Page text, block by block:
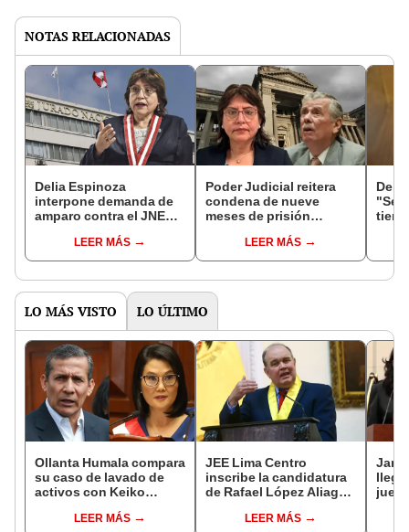
NOTAS RELACIONADAS
Delia Espinoza
interpone demanda de
amparo contra el JNE
de abrilLEER MÁS
Poder Judicial reitera
condena de nueve
meses de prisión
Fernando Rospigliosi
LEER MÁS
LO MÁS VISTO LO ÚLTIMO
Ollanta Humala compara
su caso de lavado de
activos con Keiko
recibimos, ella sí
LEER MÁS
JEE Lima Centro
inscribe la candidatura
de Rafael López Aliaga
de LimaLEER MÁS
juez